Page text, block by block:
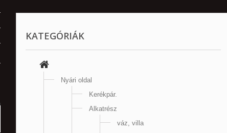
KATEGÓRIÁK
Nyári oldal
Kerékpár.
Alkatrész
váz, villa